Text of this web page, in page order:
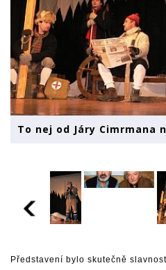
To nej od Járy Cimrmana
Představení bylo skutečně